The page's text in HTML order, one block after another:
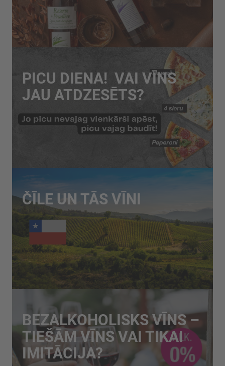
PICU DIENA! VAI VĪNS
JAU ATDZESĒTS?
ČĪLE UN TĀS VĪNI
BEZALKOHOLISKS VĪNS –
TIEŠĀM VĪNS VAI TIKAI
IMITĀCIJA?